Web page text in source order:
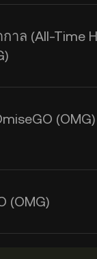
าล (All-Time
(OMG)